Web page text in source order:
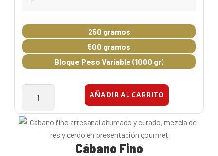
250 gramos
500 gramos
Bloque Peso Variable (1000 gr)
Ahumada
cantidad
AÑADIR AL CARRITO
Cábano Fino